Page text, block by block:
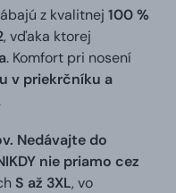
z kvalitnej 100 %
, vďaka ktorej
. Komfort pri nosení
v priekrčníku a
Nedávajte do
nie priamo cez
S až 3XL, vo